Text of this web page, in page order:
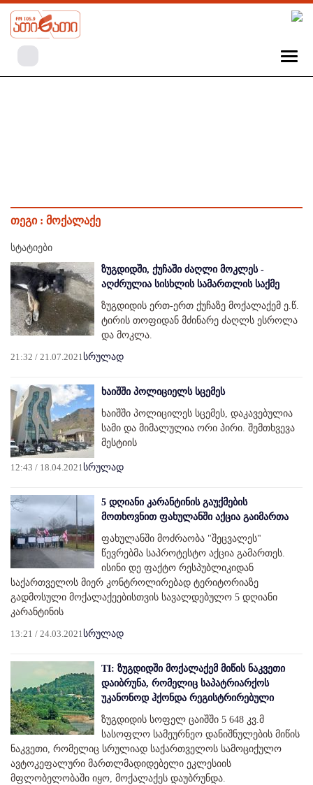
თეგი : მოქალაქე
სტატიები
ზუგდიდში, ქუჩაში ძაღლი მოკლეს -
აღძრულია სისხლის სამართლის საქმე
ზუგდიდის ერთ-ერთ ქუჩაზე მოქალაქემ ე.წ.
ტირის თოფიდან მძინარე ძაღლს ესროლა
და მოკლა.
21:32 / 21.07.2021სრულად
ხაიშში პოლიციელს სცემეს
ხაიშში პოლიცილეს სცემეს, დაკავებულია
სამი და მიმალულია ორი პირი. შემთხვევა
მესტიის
12:43 / 18.04.2021სრულად
5 დღიანი კარანტინის გაუქმების
მოთხოვნით ფახულანში აქცია გაიმართა
ფახულანში მოძრაობა "შეცვალეს"
წევრებმა საპროტესტო აქცია გამართეს.
ისინი დე ფაქტო რესპუბლიკიდან
საქართველოს მიერ კონტროლირებად ტერიტორიაზე
გადმოსული მოქალაქეებისთვის სავალდებულო 5 დღიანი
კარანტინის
13:21 / 24.03.2021სრულად
TI: ზუგდიდში მოქალაქემ მიწის ნაკვეთი
დაიბრუნა, რომელიც საპატრიარქოს
უკანონოდ ჰქონდა რეგისტრირებული
ზუგდიდის სოფელ ცაიშში 5 648 კვ.მ
სასოფლო სამეურნეო დანიშნულების მიწის
ნაკვეთი, რომელიც სრულიად საქართველოს სამოციქულო
ავტოკეფალური მართლმადიდებელი ეკლესიის
მფლობელობაში იყო, მოქალაქეს დაუბრუნდა.